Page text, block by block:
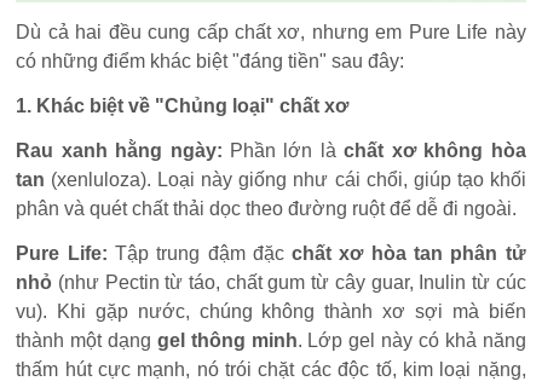
Dù cả hai đều cung cấp chất xơ, nhưng em Pure Life này
có những điểm khác biệt "đáng tiền" sau đây:
1. Khác biệt về "Chủng loại" chất xơ
Rau xanh hằng ngày: Phần lớn làchất xơ không hòa
tan (xenluloza). Loại này giống như cái chổi, giúp tạo khối
phân và quét chất thải dọc theo đường ruột để dễ đi ngoài.
Pure Life: Tập trung đậm đặcchất xơ hòa tan phân tử
nhỏ (như Pectin từ táo, chất gum từ cây guar, Inulin từ cúc
vu). Khi gặp nước, chúng không thành xơ sợi mà biến
thành một dạng gel thông minh. Lớp gel này có khả năng
thấm hút cực mạnh, nó trói chặt các độc tố, kim loại nặng,